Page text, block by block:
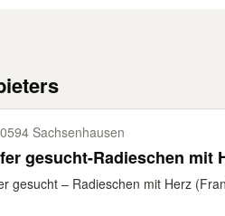
Sachsenhausen
gesucht-Radieschen mit
gesucht – Radieschen mit Herz